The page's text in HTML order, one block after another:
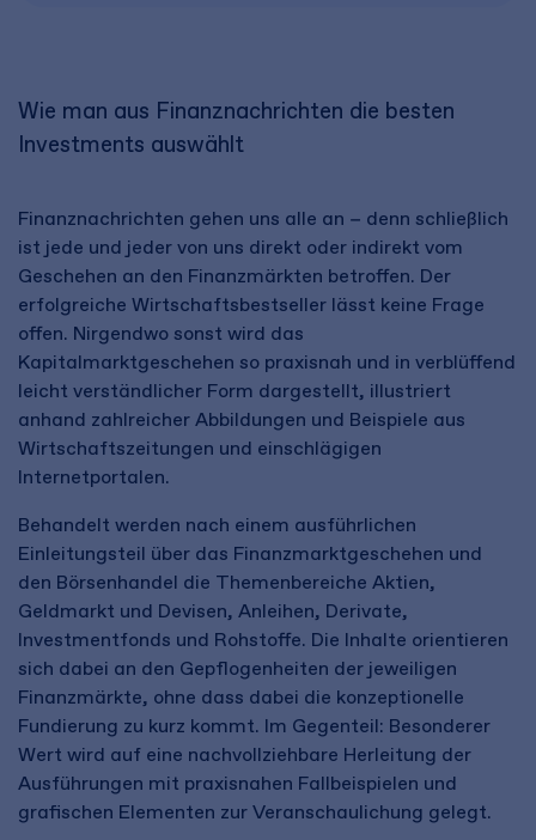
Wie man aus Finanznachrichten die besten
Investments auswählt
Finanznachrichten gehen uns alle an − denn schließlich
ist jede und jeder von uns direkt oder indirekt vom
Geschehen an den Finanzmärkten betroffen. Der
erfolgreiche Wirtschaftsbestseller lässt keine Frage
offen. Nirgendwo sonst wird das
Kapitalmarktgeschehen so praxisnah und in verblüffend
leicht verständlicher Form dargestellt, illustriert
anhand zahlreicher Abbildungen und Beispiele aus
Wirtschaftszeitungen und einschlägigen
Internetportalen.
Behandelt werden nach einem ausführlichen
Einleitungsteil über das Finanzmarktgeschehen und
den Börsenhandel die Themenbereiche Aktien,
Geldmarkt und Devisen, Anleihen, Derivate,
Investmentfonds und Rohstoffe. Die Inhalte orientieren
sich dabei an den Gepflogenheiten der jeweiligen
Finanzmärkte, ohne dass dabei die konzeptionelle
Fundierung zu kurz kommt. Im Gegenteil: Besonderer
Wert wird auf eine nachvollziehbare Herleitung der
Ausführungen mit praxisnahen Fallbeispielen und
grafischen Elementen zur Veranschaulichung gelegt.